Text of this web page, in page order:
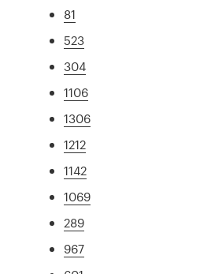
81
523
304
1106
1306
1212
1142
1069
289
967